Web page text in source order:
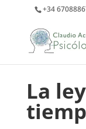
+34
La